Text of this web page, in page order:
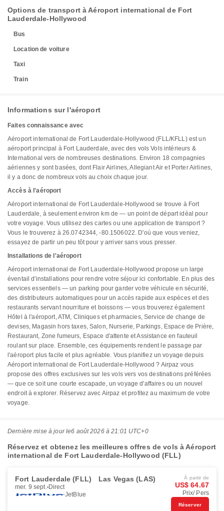
Options de transport à Aéroport international de Fort
Lauderdale-Hollywood
Bus
Location de voiture
Taxi
Train
Informations sur l'aéroport
Faites connaissance avec
Aéroport international de Fort Lauderdale-Hollywood (FLL/KFLL) est un
aéroport principal à Fort Lauderdale, avec des vols Vols intérieurs &
International vers de nombreuses destinations. Environ 18 compagnies
aériennes y sont basées, dont Flair Airlines, Allegiant Air et Porter Airlines,
il y a donc de nombreux vols au choix chaque jour.
Accès à l'aéroport
Aéroport international de Fort Lauderdale-Hollywood se trouve à Fort
Lauderdale, à seulement environ km de — un point de départ idéal pour
votre voyage. Vous utilisez des cartes ou une application de transport ?
Vous le trouverez à 26.0742344, -80.1506022. D'où que vous veniez,
essayez de partir un peu tôt pour y arriver sans vous presser.
Installations de l'aéroport
Aéroport international de Fort Lauderdale-Hollywood propose un large
éventail d'installations pour rendre votre séjour ici confortable. En plus des
services essentiels — un parking pour garder votre véhicule en sécurité,
des distributeurs automatiques pour un accès rapide aux espèces et des
restaurants servant nourriture et boissons — vous trouverez également
Hôtel à l'aéroport, ATM, Cliniques et pharmacies, Service de change de
devises, Magasin hors taxes, Salon, Nurserie, Parkings, Espace de Prière,
Restaurant, Zone fumeurs, Espace d'attente et Assistance en fauteuil
roulant sur place. Ensemble, ces équipements rendent le passage par
l'aéroport plus facile et plus agréable. Vous planifiez un voyage depuis
Aéroport international de Fort Lauderdale-Hollywood ? Airpaz vous
propose des offres exclusives sur les vols vers vos destinations préférées
— que ce soit une courte escapade, un voyage d'affaires ou un nouvel
endroit à explorer. Réservez avec Airpaz et profitez au maximum de votre
voyage.
Dernière mise à jour le6 août 2026 à 21:01 UTC+0
Réservez et obtenez les meilleures offres de vols à Aéroport
international de Fort Lauderdale-Hollywood (FLL)
Fort Lauderdale (FLL) Las Vegas (LAS)
mer. 9 sept. Direct
JetBlue
À partir de
US$ 64.67
Prix/ Pers
Réserver